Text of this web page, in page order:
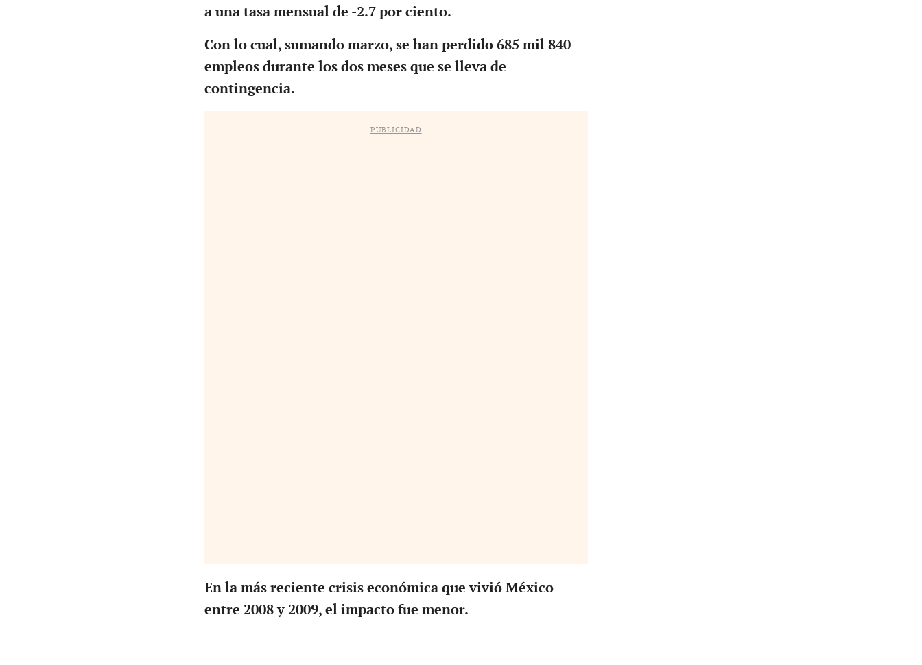
a una tasa mensual de -2.7 por ciento.
Con lo cual, sumando marzo, se han perdido 685 mil 840
empleos durante los dos meses que se lleva de
contingencia.
PUBLICIDAD
En la más reciente crisis económica que vivió México
entre 2008 y 2009, el impacto fue menor.